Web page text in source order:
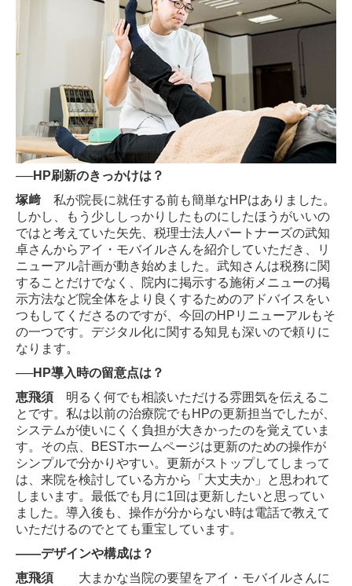
──HP刷新のきっかけは？
塚﨑 私が院長に就任する前も簡単なHPはありました。
しかし、もう少ししっかりしたものにしたほうがいいの
ではと考えていた矢先、税理士法人パートナーズの武知
卓さんからアイ・モバイルさんを紹介していただき、リ
ニューアル計画が動き始めました。武知さんは税務に関
することだけでなく、院内に掲示する施術メニューの掲
示方法など院全体をより良くするためのアドバイスをい
つもしてくださるのですが、今回のHPリニューアルもそ
の一つです。デジタル化に関する知見も深いので頼りに
なります。
──HP導入時の留意点は？
恵飛須 明るく何でも相談いただける雰囲気を伝えるこ
とです。私は以前の治療院でもHPの更新担当でしたが、
システムが使いにくく負担が大きかったのを覚えていま
す。その点、BESTホームページは更新のための操作が
シンプルで分かりやすい。更新がストップしてしまって
は、来院を検討している方から「大丈夫か」と思われて
しまいます。最低でも月に1回は更新したいと思ってい
ました。導入後も、操作が分からない時は電話で教えて
いただけるのでとても重宝しています。
――デザインや構成は？
恵飛須 大まかな当院の要望をアイ・モバイルさんに